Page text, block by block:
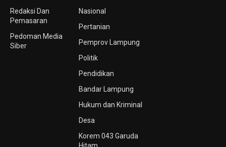
Redaksi Dan
Pemasaran
Pedoman Media
Siber
Nasional
Pertanian
Pemprov Lampung
Politik
Pendidikan
Bandar Lampung
Hukum dan Kriminal
Desa
Korem 043 Garuda